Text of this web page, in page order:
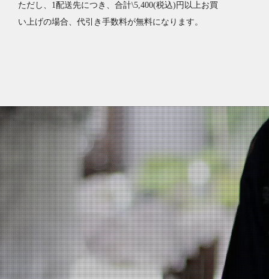
ただし、1配送先につき、合計\5,400(税込)円以上お買
い上げの場合、代引き手数料が無料になります。